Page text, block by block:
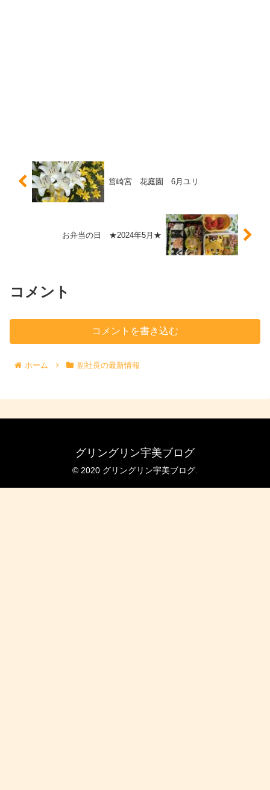
筥崎宮 花庭園 6月ユリ
お弁当の日 ★2024年5月★
コメント
コメントを書き込む
ホーム 副社長の最新情報
グリングリン宇美ブログ
© 2020 グリングリン宇美ブログ.